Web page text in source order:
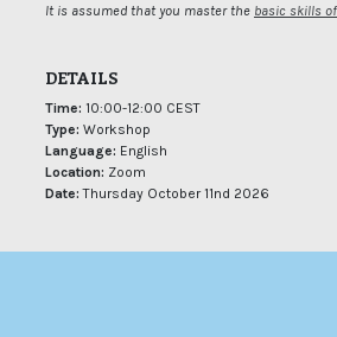
It is assumed that you master the basic skills
DETAILS
Time: 10:00-12:00 CEST
Type: Workshop
Language: English
Location: Zoom
Date: Thursday October 11nd 2026